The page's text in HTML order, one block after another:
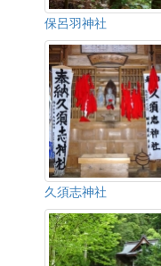
保呂羽神社
久須志神社